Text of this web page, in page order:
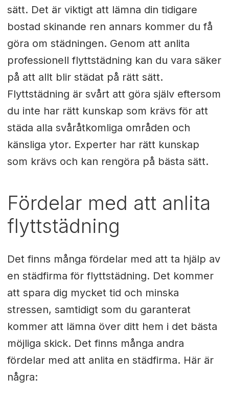
sätt. Det är viktigt att lämna din tidigare
bostad skinande ren annars kommer du få
göra om städningen. Genom att anlita
professionell flyttstädning kan du vara säker
på att allt blir städat på rätt sätt.
Flyttstädning är svårt att göra själv eftersom
du inte har rätt kunskap som krävs för att
städa alla svåråtkomliga områden och
känsliga ytor. Experter har rätt kunskap
som krävs och kan rengöra på bästa sätt.
Fördelar med att anlita
flyttstädning
Det finns många fördelar med att ta hjälp av
en städfirma för flyttstädning. Det kommer
att spara dig mycket tid och minska
stressen, samtidigt som du garanterat
kommer att lämna över ditt hem i det bästa
möjliga skick. Det finns många andra
fördelar med att anlita en städfirma. Här är
några: